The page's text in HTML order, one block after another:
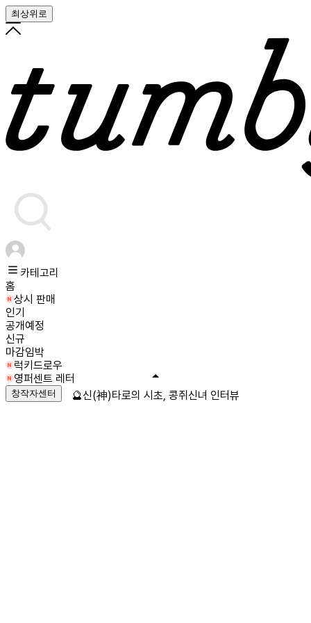
최상위로
카테고리
홈
상시 판매
인기
공개예정
신규
마감임박
럭키드로우
영퍼센트 레터
창작자센터 🔮신(神)타로의 시초, 콩쥐신녀 인터뷰